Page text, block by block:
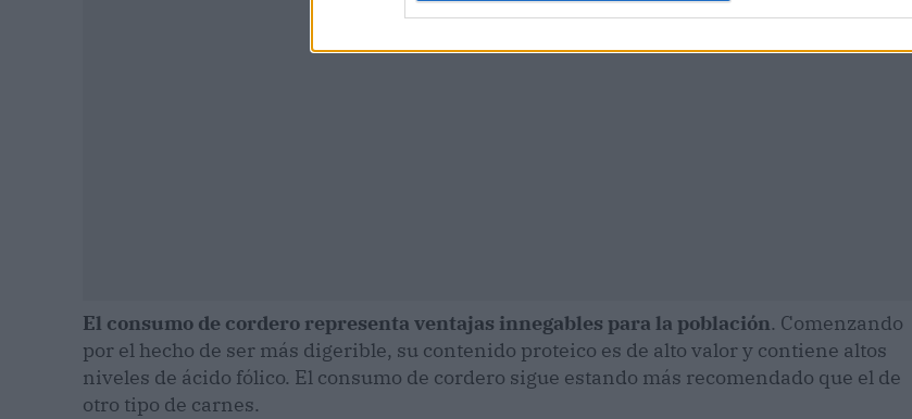
El consumo de cordero representa ventajas innegables para la población. Comenzando
por el hecho de ser más digerible, su contenido proteico es de alto valor y contiene altos
niveles de ácido fólico. El consumo de cordero sigue estando más recomendado que el de
otro tipo de carnes.